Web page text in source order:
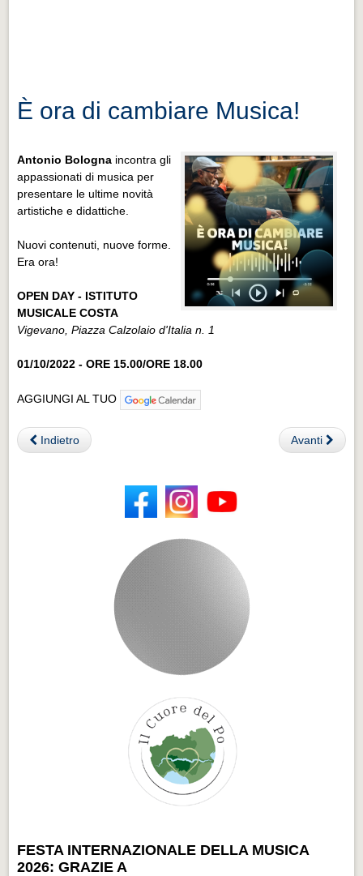
È ora di cambiare Musica!
Antonio Bologna incontra gli
appassionati di musica per
presentare le ultime novità
artistiche e didattiche.
Nuovi contenuti, nuove forme.
Era ora!
OPEN DAY - ISTITUTO
MUSICALE COSTA
Vigevano, Piazza Calzolaio d'Italia n. 1
01/10/2022 - ORE 15.00/ORE 18.00
AGGIUNGI AL TUO
Indietro Avanti
FESTA INTERNAZIONALE DELLA MUSICA
2026: GRAZIE A